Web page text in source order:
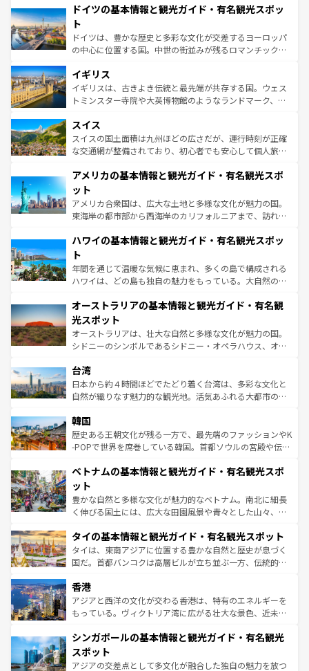
せる。地方によって風土や気候が異なるスペインはその個
ンテンツ一覧 を参照してほしい。
で、幅広い魅力が詰まっている。華麗な宮殿、歴史的な大
聖堂、美しいビーチ、そして豊かな自然が、訪れる者を心
から魅了する。また、フランスは美食の国としても知ら
れ、フランス料理はユネスコ無形文化遺産にも登録されて
香り高いラベンダー畑など、多彩な楽しみ方が可能だ。さ
らに、パリ以外の地域にも魅力が溢れており、どの街角に
も豊かな歴史と文化が息づいている。パリ以外の個性あふ
を参照してほしい。
ドイツの基本情報と観光ガイド・有名観光スポッ
ト
ドイツは、豊かな歴史と多彩な文化が交差するヨーロッパ
の中心に位置する国。中世の街並みが残るロマンチック街
顔を持つこの国は、どこを歩いても飽きることがない。ベ
ルリンの文化的活気、バイエルン州のアルプスの絶景、そ
してライン川沿いのワイン畑といった風景は必見。ビール
は、お酒好きな人にはぜひ体験してほしい。 なお、新着の
ドイツ情報はコンテンツ一覧を参照してほしい。
イギリス
イギリスは、古きよき伝統と最先端が共存する国。ウェス
トミンスター寺院や大英博物館のようなランドマーク、歴
リアごとに異なる魅力がある。また、優雅なアフタヌーン
ティー、ビール好きにはたまらない英国パブ、サッカー観
戦など、本場だからこそできる体験も豊富。イギリスを旅
ンツ一覧を参照してほしい。
スイス
スイスの国土面積は九州ほどの広さだが、運行時刻が正確
な交通網が整備されており、初心者でも安心して個人旅行
の建物がそのまま残る町や、スイスならではのユニークな
博物館もあり、アルプス観光だけでなく町歩きも満喫する
ことができる。国民の所得が高いため物価も高いが、旅行
者向けの交通パス提供のサービスもあり、うまく活用すれ
着のスイス情報はコンテンツ一覧を参照してほしい。
アメリカの基本情報と観光ガイド・有名観光スポ
ット
アメリカ合衆国は、広大な土地と多様な文化が魅力の国。
東海岸の都市部から西海岸のカリフォルニアまで、訪れる
のような巨大都市は、観光、ショッピング、エンターテイ
ンメントが詰まった刺激的なスポットだ。一方、アメリカ
西部には大自然が広がり、グランドキャニオンやイエロー
ストーン国立公園といった絶景が堪能できる。さらに、南
文化が魅力。旅行者はアメリカの各地域で異なる魅力を楽
しみながら、その多様性と豊かな歴史を感じることができ
るだろう。車でのロードトリップや列車の旅も、アメリカ
ならではの贅沢な旅のスタイルだ。 なお、新着のアメリカ
情報は コンテンツ一覧 を参照してほしい。
ハワイの基本情報と観光ガイド・有名観光スポッ
ト
年間を通じて温暖な気候に恵まれ、多くの島で構成される
ハワイは、どの島も独自の魅力をもっている。大自然の神
ワイ島は見逃せない。また、定番の観光地といえばオアフ
島だが、静かな自然を求めるならマウイ島やカウアイ島が
おすすめ。エメラルドグリーンに輝く海をはじめ、豊かな
文化や歴史が息づいている。「アロハスピリット」と呼ば
人々、おいしいローカルフードやハワイアンミュージッ
ク、伝統的なフラダンスなど、すべてがハワイの魅力を彩
っている。訪れるたびに新しい発見と感動が待っているハ
はコンテンツ一覧
オーストラリアの基本情報と観光ガイド・有名観
光スポット
オーストラリアは、壮大な自然と多様な文化が魅力の国。
シドニーのシンボルであるシドニー・オペラハウス、オー
リアリーフや大陸中央部にそびえるウルル（エアーズロッ
ク）、タスマニアの美しい原生林やケアンズの熱帯雨林な
ど、見どころがたくさん。また、カフェやワイン、オージ
いる。アクティビティも充実しており、サーフィンやダイ
ビング、ハイキングなど、アウトドア好きにはたまらな
い。オーストラリアの多彩な魅力を存分に味わいつくそ
参照してほしい。
台湾
日本から約４時間ほどでたどり着く台湾は、多彩な文化と
自然が織りなす魅力的な観光地。活気あふれる大都市の台
ン）、静ひつな山岳地帯である台湾東部など、都市の喧騒
と山間の静けさが共存しており、訪れる人に新しい発見と
驚きをもたらしてくれる。また、奥深い台湾の食文化も魅
容にもいいと評判のスイーツなど、バラエティ豊かな料理
照してほしい。
韓国
歴史ある王朝文化が残る一方で、最先端のファッションやK
-POPで世界を席巻している韓国。首都ソウルの宮殿や伝統
き、地方に足を延ばせば四季折々の自然美を楽しむことが
できる。そして、キムチや焼肉、絶品のストリートフード
まで、さまざまな韓国料理が待っている。夜には、韓国な
らではのナイトライフも堪能できる。あたたかいホスピタ
わってみてほしい。 なお、新着の韓国情報はコンテンツ一
覧 を参照してほしい。
ベトナムの基本情報と観光ガイド・有名観光スポ
ット
豊かな自然と多様な文化が魅力的なベトナム。南北に細長
く伸びる国土には、広大な田園風景や青々とした山々、世
急速な発展と共に伝統が息づく。ハノイの古い町並みやホ
ーチミン市のフランス統治時代の建物も、独特の雰囲気を
醸し出している。また、バラエティの豊かさとおいしさで
とつ。フォーやバインミー、ベトナムコーヒーなどは、ぜ
ひ現地で味わいたい。どの地域を訪れてもあたたかい人々
が旅行者を迎えてくれるので、きっと忘れられない旅にな
参照してほしい。
タイの基本情報と観光ガイド・有名観光スポット
タイは、東南アジアに位置する豊かな自然と歴史が息づく
国だ。首都バンコクは高層ビルが立ち並ぶ一方、伝統的な
の活気が交差している。北部ではチェンマイなどの山岳地
帯で自然と触れ合い、南部ではプーケットやクラビの美し
いビーチでリゾート気分を楽しむことができる。タイ料理
激する。気候は一年中温暖で、どの季節にも異なる楽しみ
が待っている。親しみやすいタイの人々、仏教を中心とし
た文化、そして多様な観光資源が、訪れる旅人を魅了し続
香港
アジアと西洋の文化が交わる香港は、特有のエネルギーを
もっている。ヴィクトリア湾に広がる壮大な景色、近未来
み、どこを訪れても感動するはず。観光スポットが密集し
ており、効率よく見どころを回れるのも魅力。息をのむよ
うな絶景から文化的な体験まで、香港を存分に楽しみ尽く
シンガポールの基本情報と観光ガイド・有名観光
スポット
アジアの交差点として多文化が融合した独自の魅力を放つ